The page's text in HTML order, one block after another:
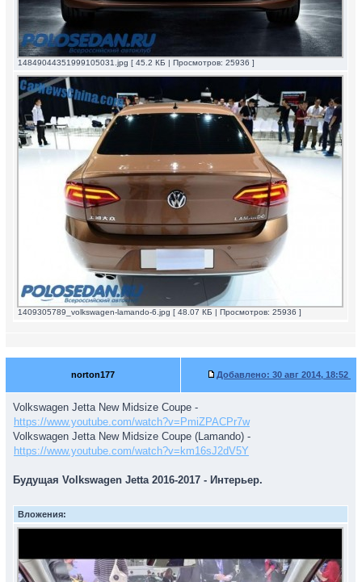
14849044351999105031.jpg [ 45.2 КБ | Просмотров: 25936 ]
1409305789_volkswagen-lamando-6.jpg [ 48.07 КБ | Просмотров: 25936 ]
norton177 Добавлено: 30 авг 2014, 18:52
Volkswagen Jetta New Midsize Coupe -
https://www.youtube.com/watch?v=PmiZPACPr7w
Volkswagen Jetta New Midsize Coupe (Lamando) -
https://www.youtube.com/watch?v=km16sJ2dV5Y
Будущая Volkswagen Jetta 2016-2017 - Интерьер.
Вложения: